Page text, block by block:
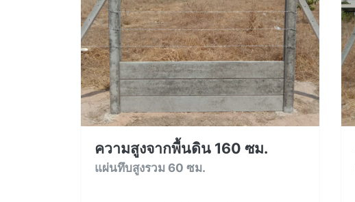
ความสูงจากพื้นดิน 160 ซม.
แผ่นทึบสูงรวม 60 ซม.